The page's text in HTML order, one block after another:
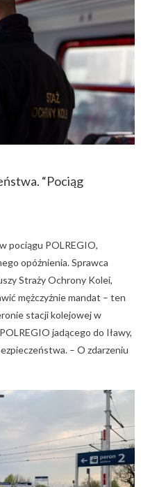
“Pociąg
pociągu POLREGIO,
opóźnienia. Sprawca
Straży Ochrony Kolei,
mężczyźnie mandat – ten
stacji kolejowej w
jadącego do Iławy,
– O zdarzeniu